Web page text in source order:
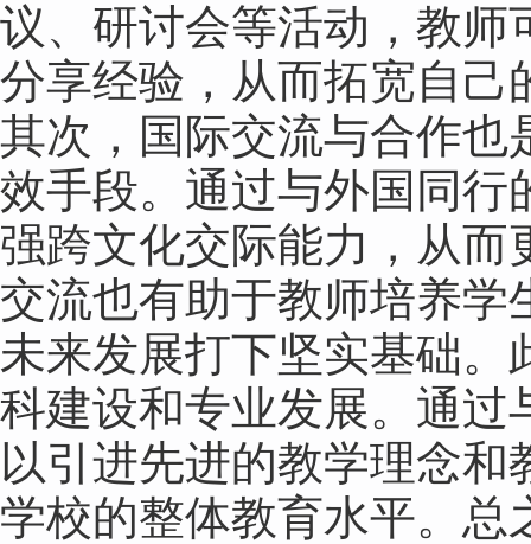
议、研讨会等活动，教师
分享经验，从而拓宽自己
其次，国际交流与合作也
效手段。通过与外国同行
强跨文化交际能力，从而
交流也有助于教师培养学
未来发展打下坚实基础
科建设和专业发展。通过
以引进先进的教学理念
学校的整体教育水平。总